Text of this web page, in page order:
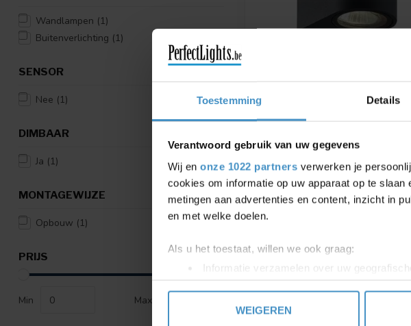
Toestemming Details
Verantwoord gebruik van uw gegevens
Wij en onze 1022 partners verwerken je
cookies om informatie op uw apparaat op te
metingen aan advertenties en content, inzicht in
en met welke doelen.
Als u het toestaat, willen we ook graag:
Informatie verzamelen over uw
Uw apparaat identificeren door het actief
toestemming op elk moment wijzigen of intrekken
WEIGEREN
Wandlampen (1)
Buitenverlichting (1)
SENSOR
Nee (1)
DIMBAAR
Ja (1)
MONTAGEWIJZE
Opbouw (1)
PRIJS
Min Max
CUBE R DOWN WANDLAMP
ZWART IP65
een neerwaartse lichtbundel. Ideaal
€19,90 €17,91
Vergelijk